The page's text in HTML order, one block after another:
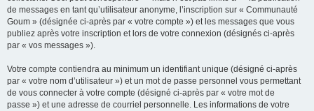
de messages en tant qu’utilisateur anonyme, l’inscription sur « Communauté
Goum » (désignée ci-après par « votre compte ») et les messages que vous
publiez après votre inscription et lors de votre connexion (désignés ci-après
par « vos messages »).
Votre compte contiendra au minimum un identifiant unique (désigné ci-après
par « votre nom d’utilisateur ») et un mot de passe personnel vous permettant
de vous connecter à votre compte (désigné ci-après par « votre mot de
passe ») et une adresse de courriel personnelle. Les informations de votre